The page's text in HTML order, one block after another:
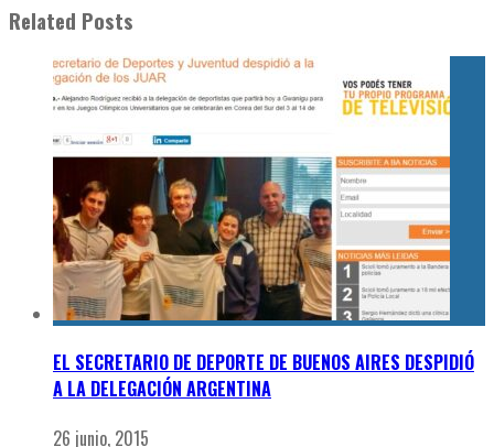
Related Posts
EL SECRETARIO DE DEPORTE DE BUENOS AIRES DESPIDIÓ
A LA DELEGACIÓN ARGENTINA
26 junio, 2015